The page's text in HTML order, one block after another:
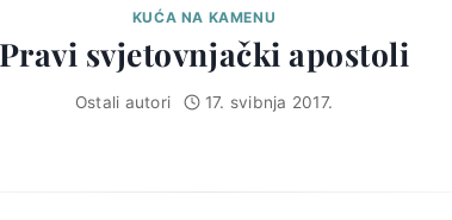
KUĆA NA KAMENU
Pravi svjetovnjački apostoli
Ostali autori 17. svibnja 2017.